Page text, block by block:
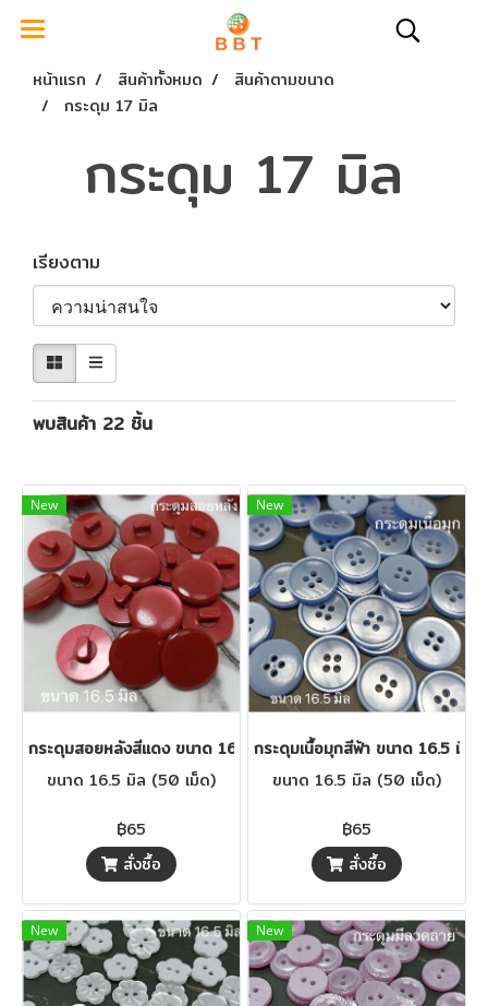
หน้าแรก สินค้าทั้งหมด
สินค้าตามขนาด
กระดุม 17 มิล
กระดุม 17 มิล
เรียงตาม
พบสินค้า 22 ชิ้น
New
กระดุมสอยหลังสีแดง ขนาด 16.5 มิล (50 เม็ด)
ขนาด 16.5 มิล (50 เม็ด)
฿65
สั่งซื้อ
New
กระดุมเนื้อมุกสีฟ้า ขนาด 16.5 มิล
ขนาด 16.5 มิล (50 เม็ด)
฿65
สั่งซื้อ
New New